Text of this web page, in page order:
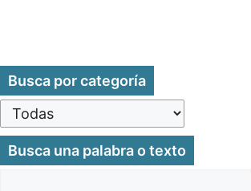
Busca por categoría
Busca una palabra o texto